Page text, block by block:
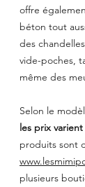
offre
béton tout
des
vide-poches,
même des
Selon le
les prix
produits sont
plusieurs